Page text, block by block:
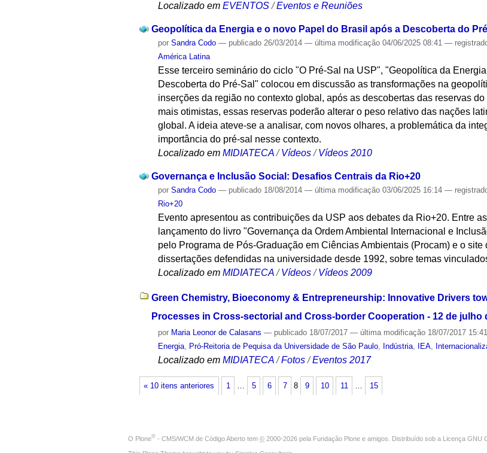
Localizado em EVENTOS /Eventos e Reuniões
Geopolítica da Energia e o novo Papel do Brasil após a Descoberta do
porSandra Codo — publicado 26/03/2014— última modificação 04/06/2025 08:41—
América Latina
Esse terceiro seminário do ciclo "O Pré-Sal na USP", "Geopolítica da
Descoberta do Pré-Sal" colocou em discussão as transformações na
inserções da região no contexto global, após as descobertas das reservas
mais otimistas, essas reservas poderão alterar o peso relativo das nações
global. A ideia ateve-se a analisar, com novos olhares, a problemática da
importância do pré-sal nesse contexto.
Localizado em MIDIATECA /Vídeos /Vídeos 2010
Governança e Inclusão Social: Desafios Centrais da Rio+20
porSandra Codo — publicado 18/08/2014— última modificação 03/06/2025 16:14—
Rio+20
Evento apresentou as contribuições da USP aos debates da Rio+20. Entre
lançamento do livro "Governança da Ordem Ambiental Internacional e
pelo Programa de Pós-Graduação em Ciências Ambientais (Procam) e o
dissertações defendidas na universidade desde 1992, sobre temas
Localizado em MIDIATECA /Vídeos /Vídeos 2009
Green Chemistry, Bioeconomy & Entrepreneurship: Innovative Drivers
Processes in Cross-sectorial and Cross-border Cooperation - 12 de julho
por Maria Leonor de Calasans — publicado 18/07/2017— última modificação 18/07/2017
Energia, Pró-Reitoria de Pequisa da Universidade de São Paulo, Indústria, IEA,
Localizado em MIDIATECA /Fotos /Eventos 2017
« 10 itens anteriores 1 5 6 7 8 9 10 11 15
O Plone® - CMS/WCM de Código Aberto tem © 2000-2026 pela Fundação Plone e amigos. Distribuído sob a Licença GNU